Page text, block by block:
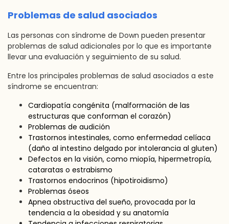
Problemas de salud asociados
Las personas con síndrome de Down pueden presentar
problemas de salud adicionales por lo que es importante
llevar una evaluación y seguimiento de su salud.
Entre los principales problemas de salud asociados a este
síndrome se encuentran:
Cardiopatía congénita (malformación de las
estructuras que conforman el corazón)
Problemas de audición
Trastornos intestinales, como enfermedad celíaca
(daño al intestino delgado por intolerancia al gluten)
Defectos en la visión, como miopía, hipermetropía,
cataratas o estrabismo
Trastornos endocrinos (hipotiroidismo)
Problemas óseos
Apnea obstructiva del sueño, provocada por la
tendencia a la obesidad y su anatomía